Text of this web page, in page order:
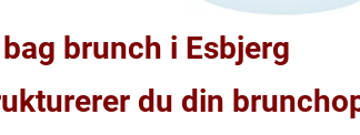
brunch i Esbjerg
du din